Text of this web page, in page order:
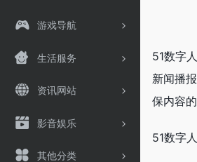
游戏导航
生活服务
资讯网站
影音娱乐
其他分类
51数字
新闻播
保内容
51数字